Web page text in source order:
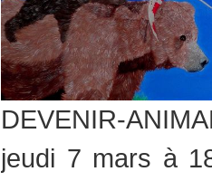
DEVENIR-
jeudi 7 mars à